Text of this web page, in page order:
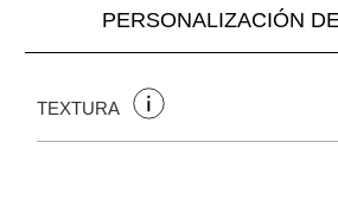
PERSONALIZACIÓN
TEXTURA